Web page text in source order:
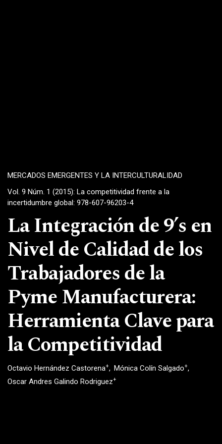
MERCADOS EMERGENTES Y LA INTERCULTURALIDAD
Vol. 9 Núm. 1 (2015): La competitividad frente a la
incertidumbre global: 978-607-96203-4
La Integración de 9’s en
Nivel de Calidad de los
Trabajadores de la
Pyme Manufacturera:
Herramienta Clave para
la Competitividad
Octavio Hernández Castorena+ Mónica Colín Salgado+
Oscar Andres Galindo Rodriguez+